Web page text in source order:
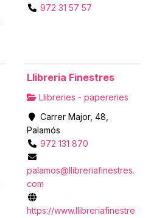
972 31 57 57
Llibreria Finestres
Llibreries - papereries
Carrer Major, 48,
Palamós
972 131 870
palamos@llibreriafinestres.
com
https://www.llibreriafinestre